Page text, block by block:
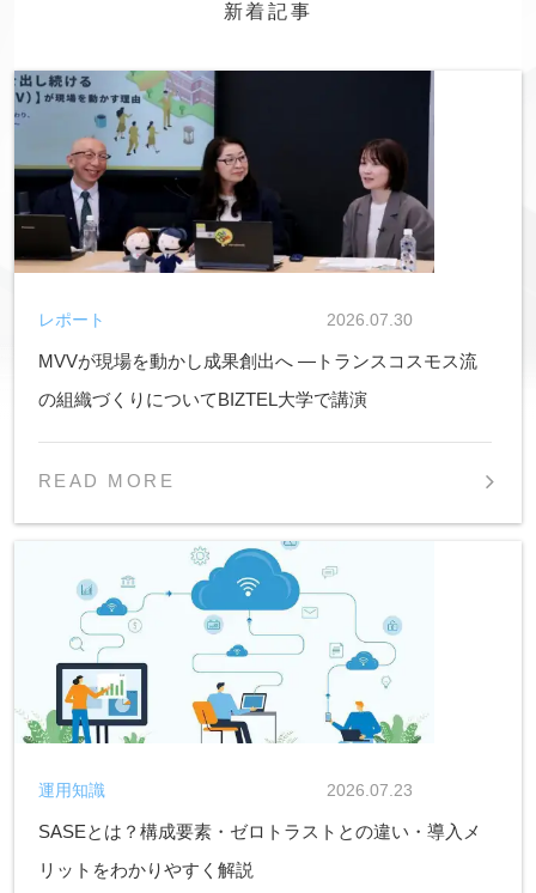
新着記事
MVVが現場を動かし成果創出へ ―トランスコスモス流
の組織づくりについてBIZTEL大学で講演
2026.07.30
レポート
READ MORE
SASEとは？構成要素・ゼロトラストとの違い・導入メ
リットをわかりやすく解説
2026.07.23
運用知識